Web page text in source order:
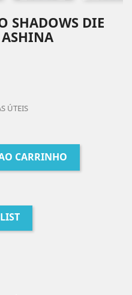
SHADOWS DIE
ÚTEIS
CARRINHO